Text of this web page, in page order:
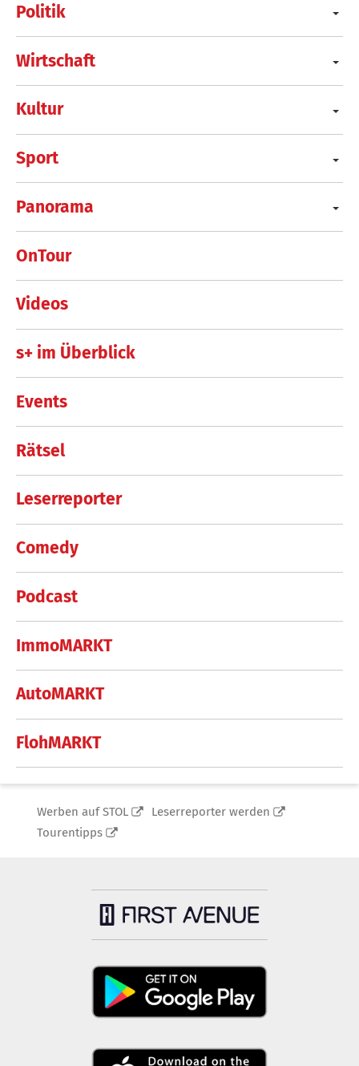
Politik
Wirtschaft
Kultur
Sport
Panorama
OnTour
Videos
s+ im Überblick
Events
Rätsel
Leserreporter
Comedy
Podcast
ImmoMARKT
AutoMARKT
FlohMARKT
Werben auf STOL
Leserreporter werden
Tourentipps